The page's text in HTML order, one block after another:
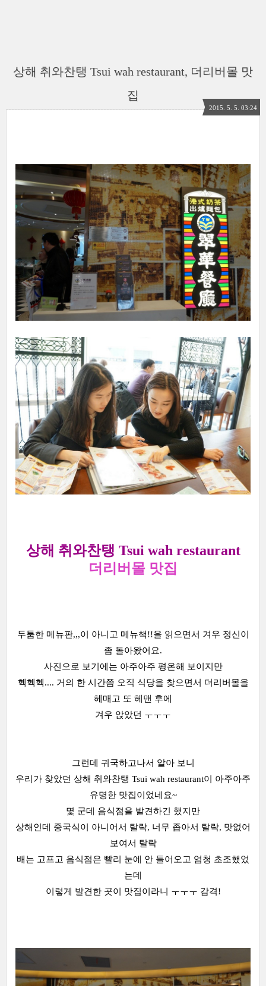
상해 취와찬탱 Tsui wah restaurant, 더리버몰 맛
집
2015. 5. 5. 03:24
상해 취와찬탱 Tsui wah restaurant
더리버몰 맛집
두툼한 메뉴판,,,이 아니고 메뉴책!!을 읽으면서 겨우 정신이
좀 돌아왔어요.
사진으로 보기에는 아주아주 평온해 보이지만
헥헥헥.... 거의 한 시간쯤 오직 식당을 찾으면서 더리버몰을
헤매고 또 헤맨 후에
겨우 앉았던 ㅜㅜㅜ
그런데 귀국하고나서 알아 보니
우리가 찾았던 상해 취와찬탱 Tsui wah restaurant이 아주아주
유명한 맛집이었네요~
몇 군데 음식점을 발견하긴 했지만
상해인데 중국식이 아니어서 탈락, 너무 좁아서 탈락, 맛없어
보여서 탈락
배는 고프고 음식점은 빨리 눈에 안 들어오고 엄청 초조했었
는데
이렇게 발견한 곳이 맛집이라니 ㅜㅜㅜ 감격!